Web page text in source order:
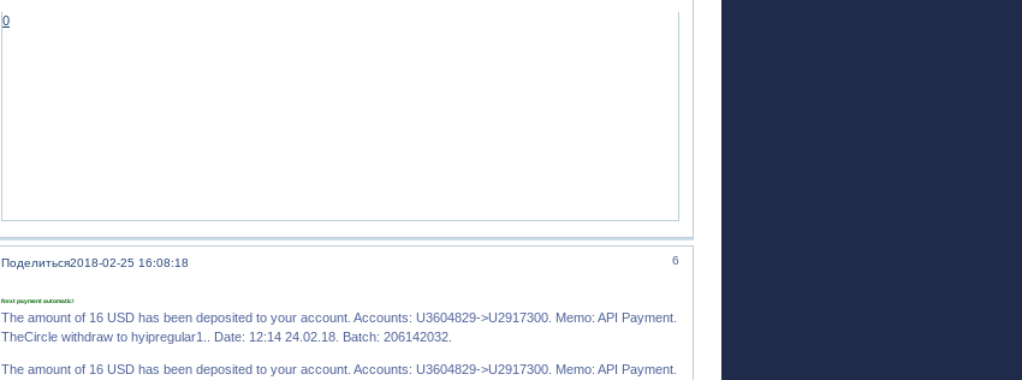
0
Поделиться 6
2018-02-25 16:08:18
Next payment automatic!
The amount of 16 USD has been deposited to your account. Accounts: U3604829->U2917300. Memo: API Payment.
TheCircle withdraw to hyipregular1.. Date: 12:14 24.02.18. Batch: 206142032.
The amount of 16 USD has been deposited to your account. Accounts: U3604829->U2917300. Memo: API Payment.